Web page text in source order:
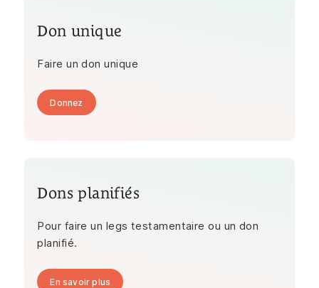
Don unique
Faire un don unique
Donnez
Dons planifiés
Pour faire un legs testamentaire ou un don
planifié.
En savoir plus